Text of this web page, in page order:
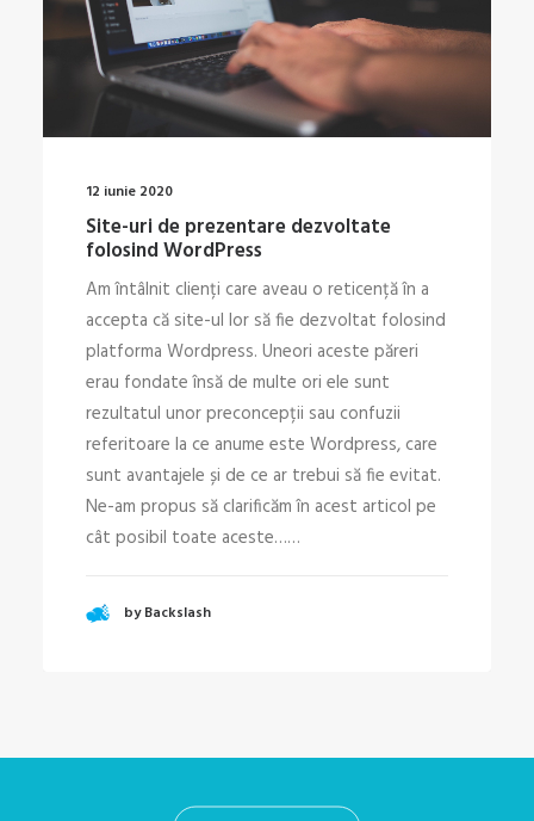
12 iunie 2020
Site-uri de prezentare dezvoltate
folosind WordPress
Am întâlnit clienți care aveau o reticență în a
accepta că site-ul lor să fie dezvoltat folosind
platforma Wordpress. Uneori aceste păreri
erau fondate însă de multe ori ele sunt
rezultatul unor preconcepții sau confuzii
referitoare la ce anume este Wordpress, care
sunt avantajele și de ce ar trebui să fie evitat.
Ne-am propus să clarificăm în acest articol pe
cât posibil toate aceste……
by Backslash